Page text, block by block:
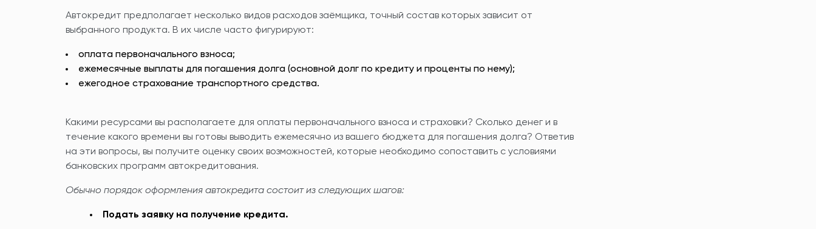
Автокредит предполагает несколько видов расходов заёмщика, точный состав которых зависит от
выбранного продукта. В их числе часто фигурируют:
оплата первоначального взноса;
ежемесячные выплаты для погашения долга (основной долг по кредиту и проценты по нему);
ежегодное страхование транспортного средства.
Какими ресурсами вы располагаете для оплаты первоначального взноса и страховки? Сколько денег и в
течение какого времени вы готовы выводить ежемесячно из вашего бюджета для погашения долга? Ответив
на эти вопросы, вы получите оценку своих возможностей, которые необходимо сопоставить с условиями
банковских программ автокредитования.
Обычно порядок оформления автокредита состоит из следующих шагов:
Подать заявку на получение кредита.